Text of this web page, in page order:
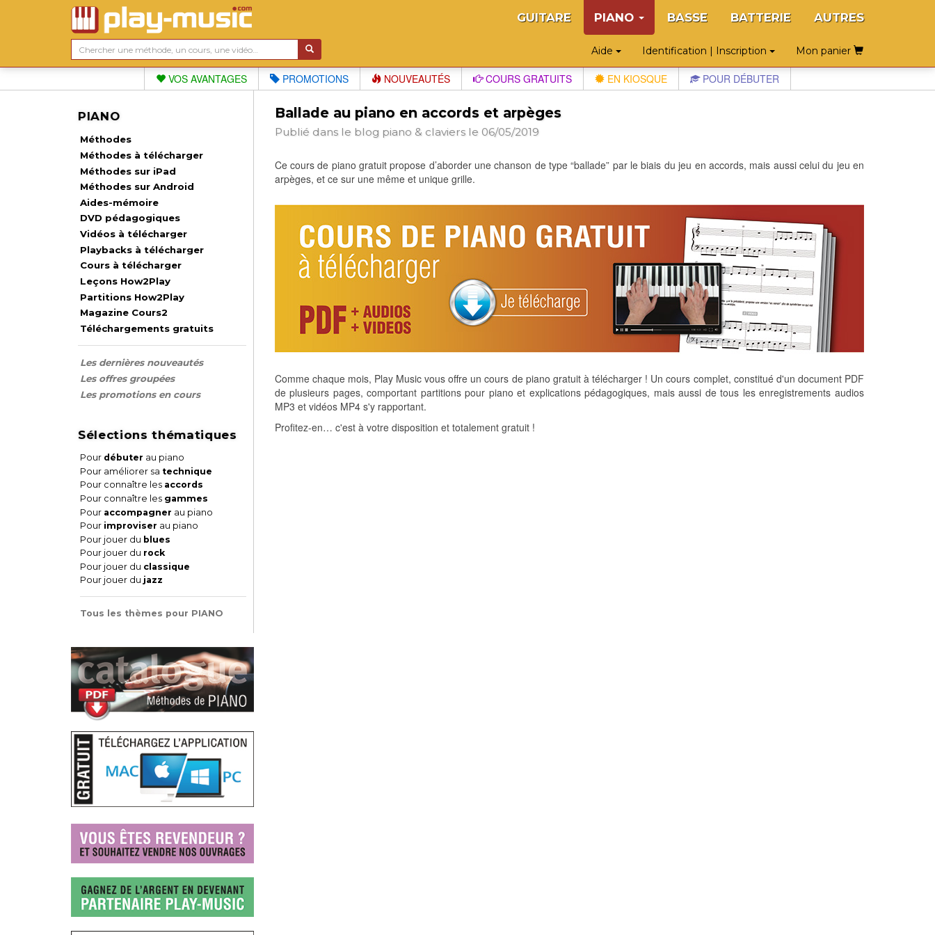
GUITARE PIANO BASSE BATTERIE AUTRES
Aide Identification | Inscription Mon panier
VOS AVANTAGES PROMOTIONS NOUVEAUTÉS COURS GRATUITS EN KIOSQUE POUR DÉBUTER
PIANO
Méthodes
Méthodes à télécharger
Méthodes sur iPad
Méthodes sur Android
Aides-mémoire
DVD pédagogiques
Vidéos à télécharger
Playbacks à télécharger
Cours à télécharger
Leçons How2Play
Partitions How2Play
Magazine Cours2
Téléchargements gratuits
Les dernières nouveautés
Les offres groupées
Les promotions en cours
Sélections thématiques
Pour débuter au piano
Pour améliorer sa technique
Pour connaître les accords
Pour connaître les gammes
Pour accompagner au piano
Pour improviser au piano
Pour jouer du blues
Pour jouer du rock
Pour jouer du classique
Pour jouer du jazz
Tous les thèmes pour PIANO
Ballade au piano en accords et arpèges
Publié dans le blog piano & claviersle 06/05/2019
Ce cours de piano gratuit propose d’aborder une chanson de type “ballade” par le biais du jeu en accords, mais aussi celui du jeu en
arpèges, et ce sur une même et unique grille.
Comme chaque mois, Play Music vous offre un cours de piano gratuit à télécharger ! Un cours complet, constitué d'un document PDF
de plusieurs pages, comportant partitions pour piano et explications pédagogiques, mais aussi de tous les enregistrements audios
MP3 et vidéos MP4 s'y rapportant.
Profitez-en… c'est à votre disposition et totalement gratuit !